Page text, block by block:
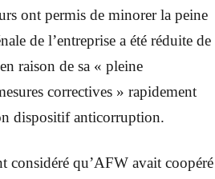
ont permis de minorer la peine
de l’entreprise a été réduite de
raison de sa « pleine
correctives » rapidement
dispositif anticorruption.
considéré qu’AFW avait coopéré